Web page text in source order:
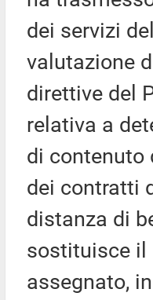
dei servizi
valutazione
direttive del
relativa a
di contenuto
dei contratti
distanza di
sostituisce il
assegnato,